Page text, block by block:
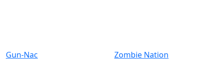
Gun-Nac Zombie Nation